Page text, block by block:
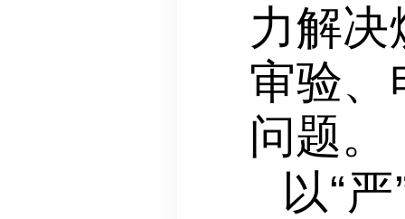
力解
审验、
问题。
以“